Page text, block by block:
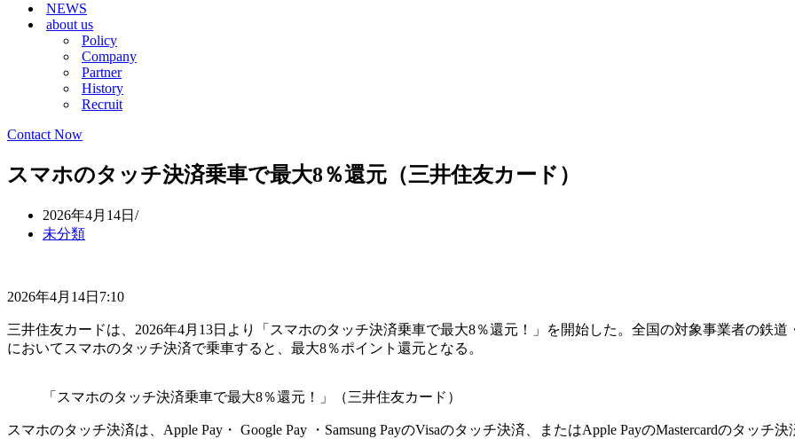
シ
ョ
NEWS
about us
Policy
Company
Partner
History
Recruit
Contact Now
スマホのタッチ決済乗車で最大8％還元（三井住友カード）
2026年4月14日
未分類
2026年4月14日7:10
三井住友カードは、2026年4月13日より「スマホのタッチ決済乗車で最大8％還元！」を開始した。全国の対象事業者の鉄道
においてスマホのタッチ決済で乗車すると、最大8％ポイント還元となる。
「スマホのタッチ決済乗車で最大8％還元！」（三井住友カード）
スマホのタッチ決済は、Apple Pay・ Google Pay ・Samsung PayのVisaのタッチ決済、またはApple PayのMastercardのタッチ決